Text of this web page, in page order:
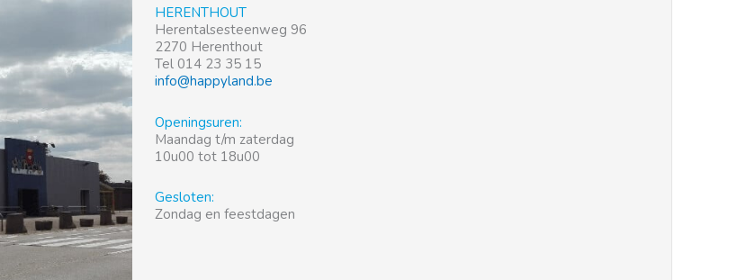
HERENTHOUT
Herentalsesteenweg 96
2270 Herenthout
Tel 014 23 35 15
info@happyland.be
Openingsuren:
Maandag t/m zaterdag
10u00 tot 18u00
Gesloten:
Zondag en feestdagen